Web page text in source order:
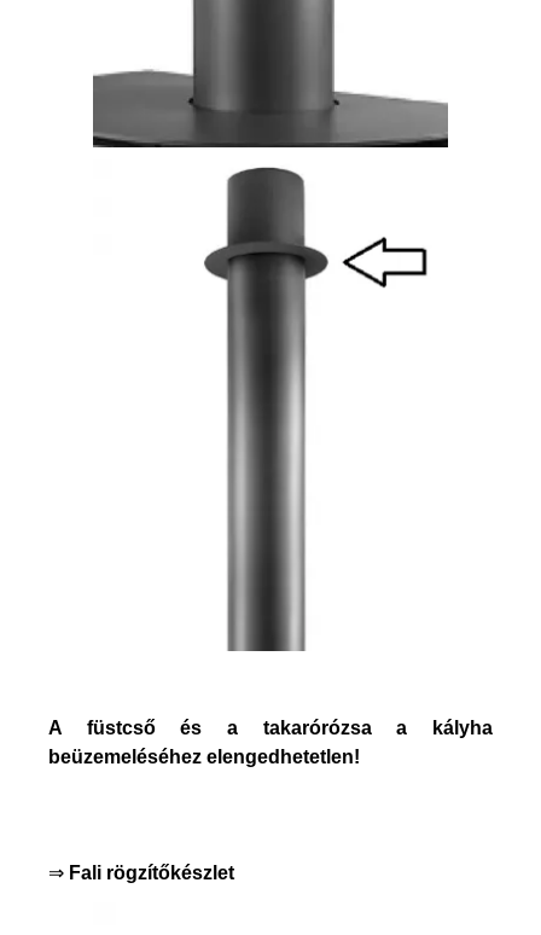
A füstcső és a takarórózsa a kályha
beüzemeléséhez elengedhetetlen!
⇒ Fali rögzítőkészlet